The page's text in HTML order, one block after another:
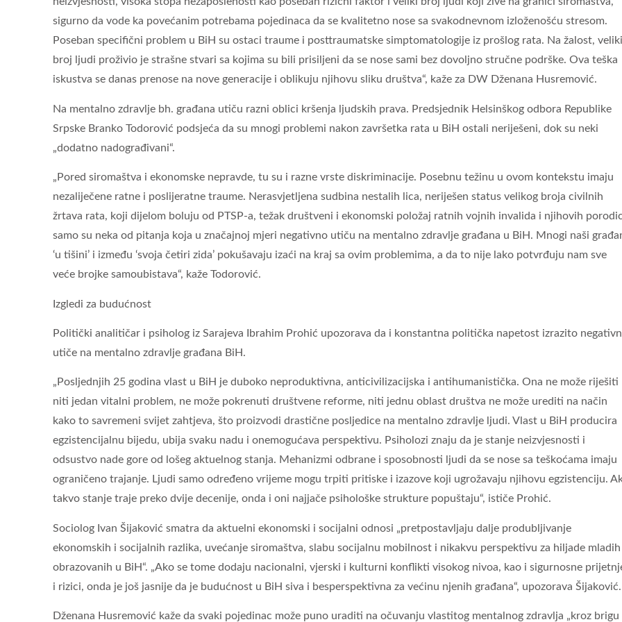
sigurno da vode ka povećanim potrebama pojedinaca da se kvalitetno nose sa svakodnevnom izloženošću stresom.
Poseban specifični problem u BiH su ostaci traume i posttraumatske simptomatologije iz prošlog rata. Na žalost, veliki
broj ljudi proživio je strašne stvari sa kojima su bili prisiljeni da se nose sami bez dovoljno stručne podrške. Ova teška
iskustva se danas prenose na nove generacije i oblikuju njihovu sliku društva“, kaže za DW Dženana Husremović.
Na mentalno zdravlje bh. građana utiču razni oblici kršenja ljudskih prava. Predsjednik Helsinškog odbora Republike
Srpske Branko Todorović podsjeća da su mnogi problemi nakon završetka rata u BiH ostali neriješeni, dok su neki
„dodatno nadograđivani“.
„Pored siromaštva i ekonomske nepravde, tu su i razne vrste diskriminacije. Posebnu težinu u ovom kontekstu imaju
nezaliječene ratne i poslijeratne traume. Nerasvjetljena sudbina nestalih lica, neriješen status velikog broja civilnih
žrtava rata, koji dijelom boluju od PTSP-a, težak društveni i ekonomski položaj ratnih vojnih invalida i njihovih
samo su neka od pitanja koja u značajnoj mjeri negativno utiču na mentalno zdravlje građana u BiH. Mnogi naši
‘u tišini’ i između ‘svoja četiri zida’ pokušavaju izaći na kraj sa ovim problemima, a da to nije lako potvrđuju nam sve
veće brojke samoubistava“, kaže Todorović.
Izgledi za budućnost
Politički analitičar i psiholog iz Sarajeva Ibrahim Prohić upozorava da i konstantna politička napetost izrazito
utiče na mentalno zdravlje građana BiH.
„Posljednjih 25 godina vlast u BiH je duboko neproduktivna, anticivilizacijska i antihumanistička. Ona ne može riješiti
niti jedan vitalni problem, ne može pokrenuti društvene reforme, niti jednu oblast društva ne može urediti na način
kako to savremeni svijet zahtjeva, što proizvodi drastične posljedice na mentalno zdravlje ljudi. Vlast u BiH producira
egzistencijalnu bijedu, ubija svaku nadu i onemogućava perspektivu. Psiholozi znaju da je stanje neizvjesnosti i
odsustvo nade gore od lošeg aktuelnog stanja. Mehanizmi odbrane i sposobnosti ljudi da se nose sa teškoćama imaju
ograničeno trajanje. Ljudi samo određeno vrijeme mogu trpiti pritiske i izazove koji ugrožavaju njihovu egzistenciju.
takvo stanje traje preko dvije decenije, onda i oni najjače psihološke strukture popuštaju“, ističe Prohić.
Sociolog Ivan Šijaković smatra da aktuelni ekonomski i socijalni odnosi „pretpostavljaju dalje produbljivanje
ekonomskih i socijalnih razlika, uvećanje siromaštva, slabu socijalnu mobilnost i nikakvu perspektivu za hiljade mladih
obrazovanih u BiH“. „Ako se tome dodaju nacionalni, vjerski i kulturni konflikti visokog nivoa, kao i sigurnosne
i rizici, onda je još jasnije da je budućnost u BiH siva i besperspektivna za većinu njenih građana“, upozorava Šijaković.
Dženana Husremović kaže da svaki pojedinac može puno uraditi na očuvanju vlastitog mentalnog zdravlja „kroz brigu